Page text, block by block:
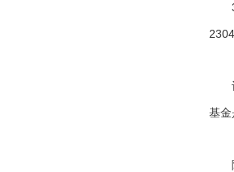
3
记
基金
除